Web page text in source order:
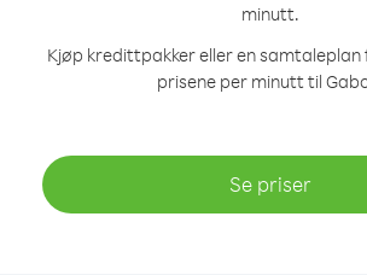
minutt.
Kjøp kredittpakker eller en samtaleplan
prisene per minutt til
Se priser